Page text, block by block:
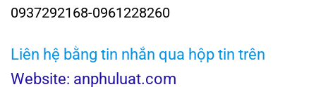
0937292168-0961228260
Liên hệ bằng tin nhắn qua hộp tin trên
Website: anphuluat.com